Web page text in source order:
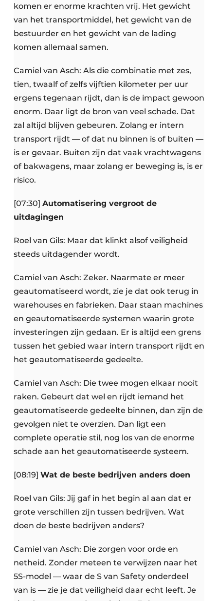
komen er enorme krachten vrij. Het gewicht
van het transportmiddel, het gewicht van de
bestuurder en het gewicht van de lading
komen allemaal samen.
Camiel van Asch: Als die combinatie met zes,
tien, twaalf of zelfs vijftien kilometer per uur
ergens tegenaan rijdt, dan is de impact gewoon
enorm. Daar ligt de bron van veel schade. Dat
zal altijd blijven gebeuren. Zolang er intern
transport rijdt — of dat nu binnen is of buiten —
is er gevaar. Buiten zijn dat vaak vrachtwagens
of bakwagens, maar zolang er beweging is, is er
risico.
[07:30] Automatisering vergroot de
uitdagingen
Roel van Gils: Maar dat klinkt alsof veiligheid
steeds uitdagender wordt.
Camiel van Asch: Zeker. Naarmate er meer
geautomatiseerd wordt, zie je dat ook terug in
warehouses en fabrieken. Daar staan machines
en geautomatiseerde systemen waarin grote
investeringen zijn gedaan. Er is altijd een grens
tussen het gebied waar intern transport rijdt en
het geautomatiseerde gedeelte.
Camiel van Asch: Die twee mogen elkaar nooit
raken. Gebeurt dat wel en rijdt iemand het
geautomatiseerde gedeelte binnen, dan zijn de
gevolgen niet te overzien. Dan ligt een
complete operatie stil, nog los van de enorme
schade aan het geautomatiseerde systeem.
[08:19] Wat de beste bedrijven anders doen
Roel van Gils: Jij gaf in het begin al aan dat er
grote verschillen zijn tussen bedrijven. Wat
doen de beste bedrijven anders?
Camiel van Asch: Die zorgen voor orde en
netheid. Zonder meteen te verwijzen naar het
5S-model — waar de S van Safety onderdeel
van is — zie je dat veiligheid daar echt leeft. Je